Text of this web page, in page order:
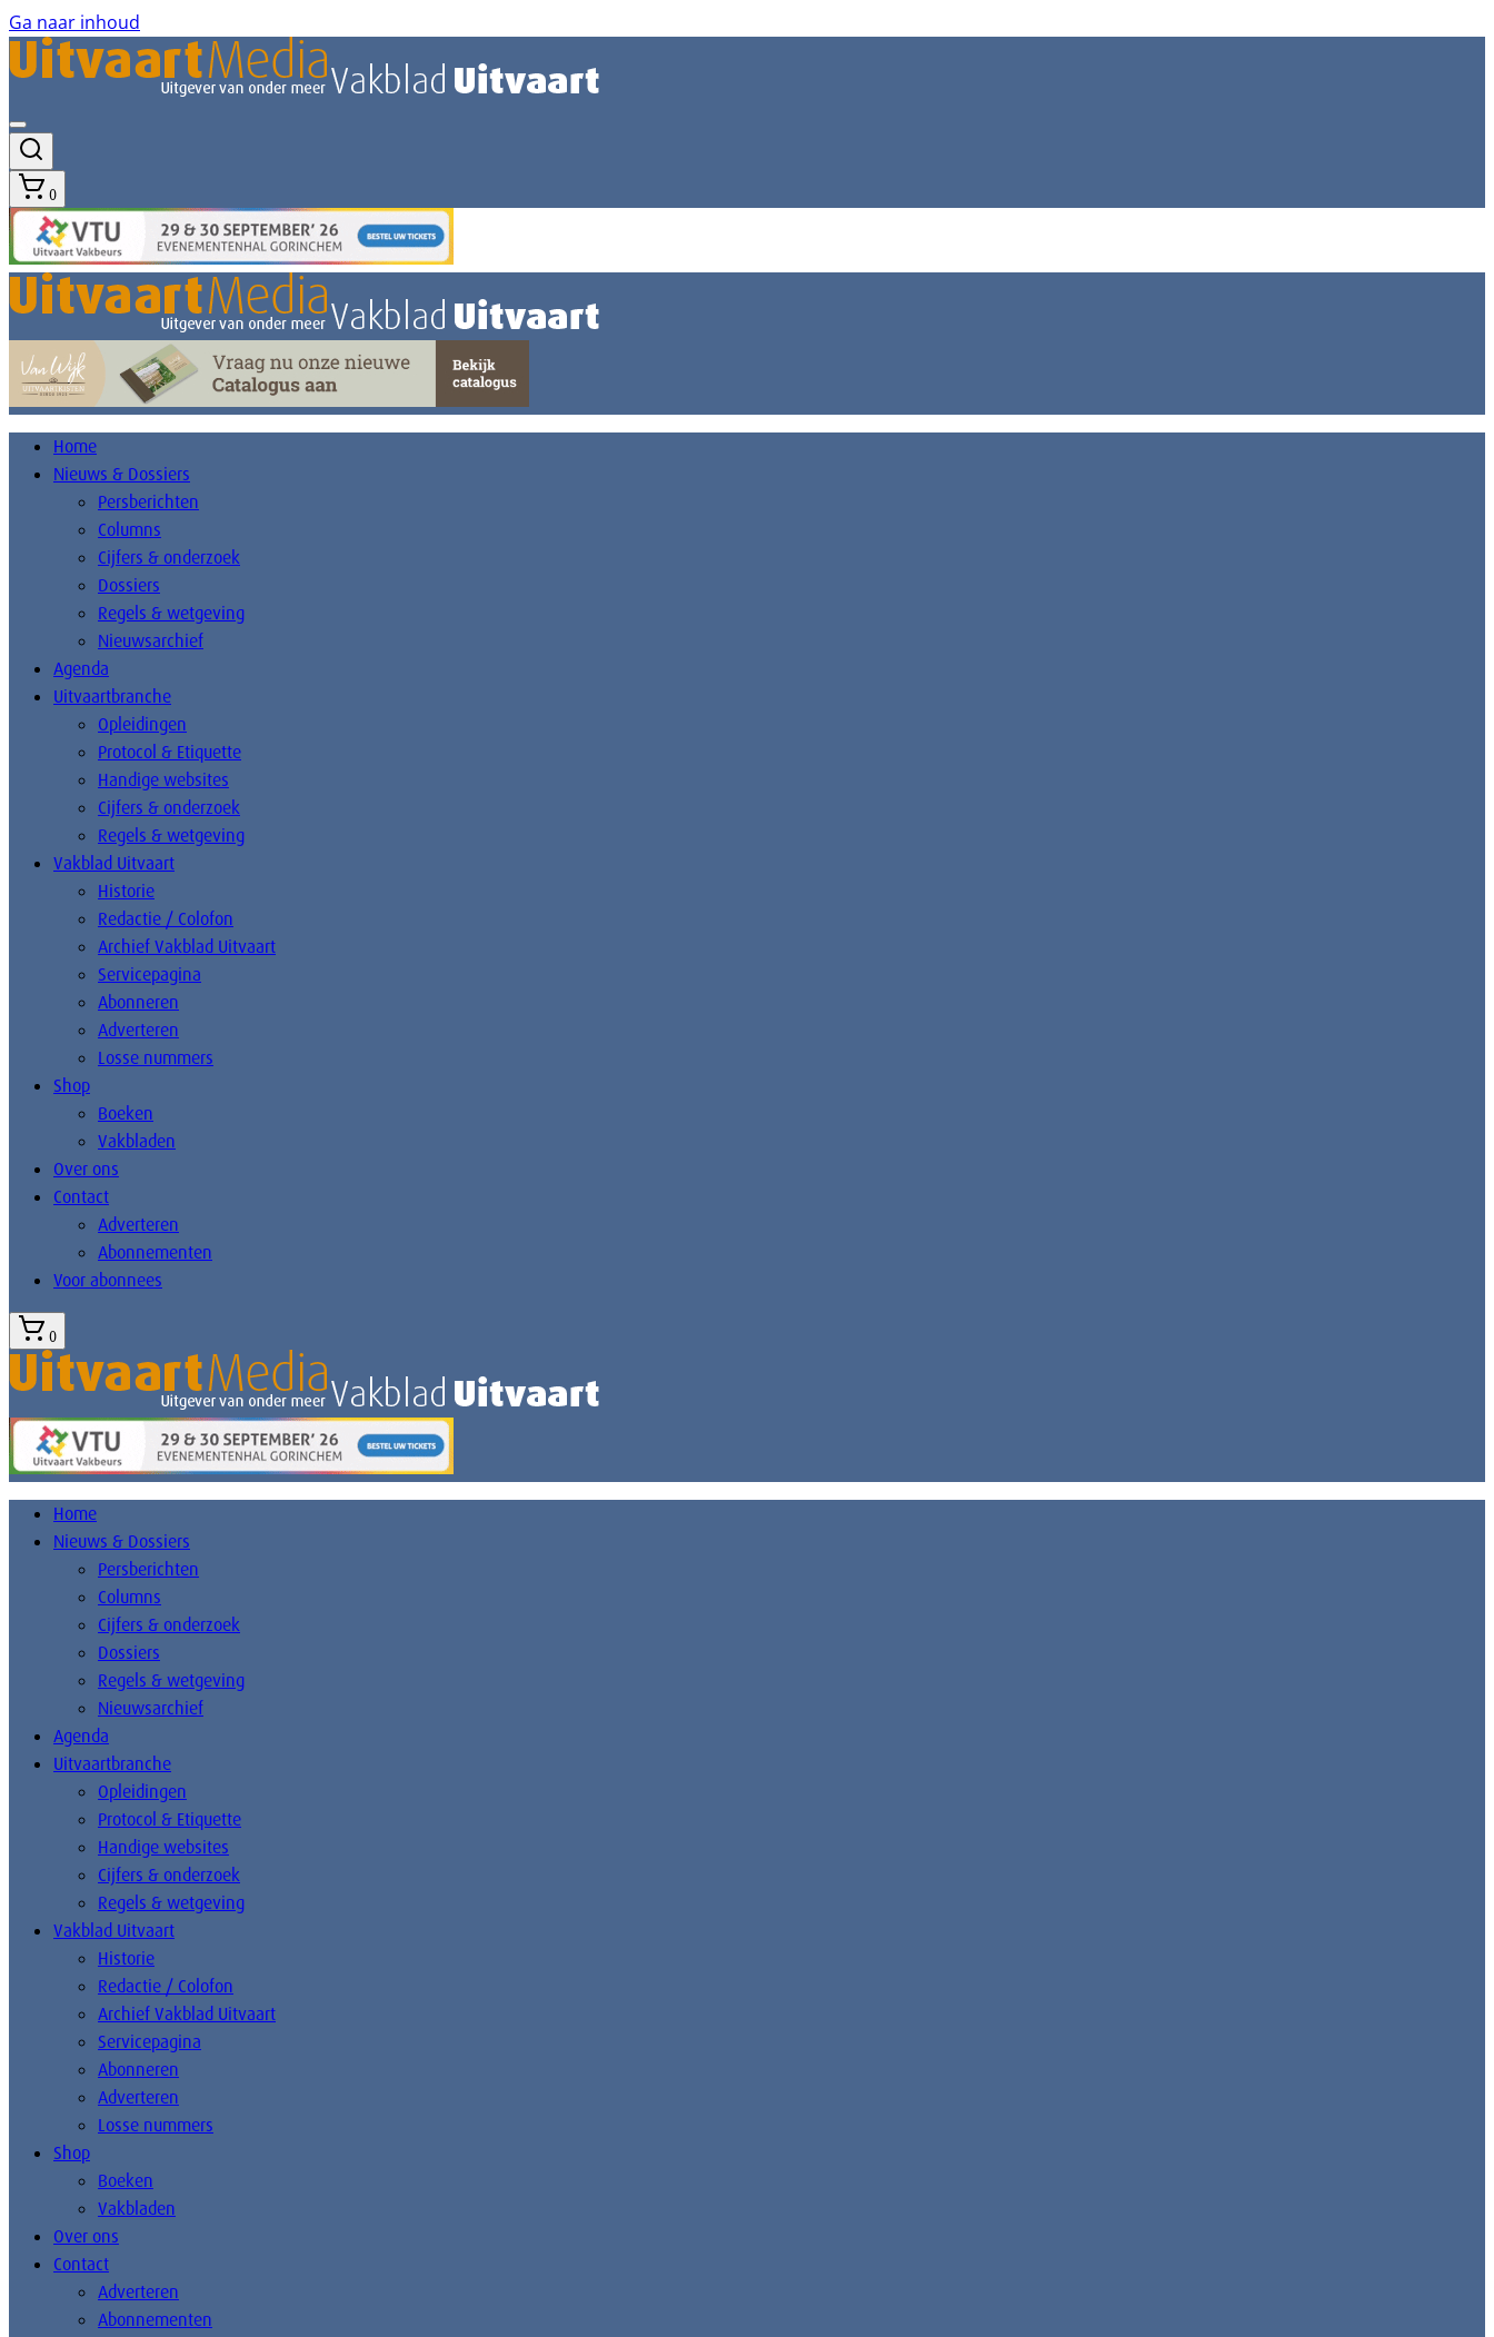
Ga naar inhoud
0
Home
Nieuws & Dossiers
Persberichten
Columns
Cijfers & onderzoek
Dossiers
Regels & wetgeving
Nieuwsarchief
Agenda
Uitvaartbranche
Opleidingen
Protocol & Etiquette
Handige websites
Cijfers & onderzoek
Regels & wetgeving
Vakblad Uitvaart
Historie
Redactie / Colofon
Archief Vakblad Uitvaart
Servicepagina
Abonneren
Adverteren
Losse nummers
Shop
Boeken
Vakbladen
Over ons
Contact
Adverteren
Abonnementen
Voor abonnees
0
Home
Nieuws & Dossiers
Persberichten
Columns
Cijfers & onderzoek
Dossiers
Regels & wetgeving
Nieuwsarchief
Agenda
Uitvaartbranche
Opleidingen
Protocol & Etiquette
Handige websites
Cijfers & onderzoek
Regels & wetgeving
Vakblad Uitvaart
Historie
Redactie / Colofon
Archief Vakblad Uitvaart
Servicepagina
Abonneren
Adverteren
Losse nummers
Shop
Boeken
Vakbladen
Over ons
Contact
Adverteren
Abonnementen